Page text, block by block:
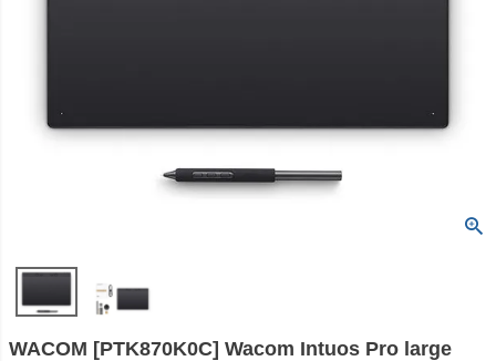
WACOM [PTK870K0C] Wacom Intuos Pro large